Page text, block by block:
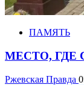
ПАМЯТЬ
МЕСТО, ГДЕ
Ржевская Правда